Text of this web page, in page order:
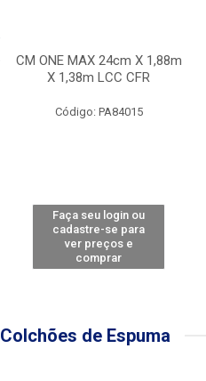
CM ONE MAX 24cm X 1,88m
X 1,38m LCC CFR
Código: PA84015
Faça seu login ou
cadastre-se para
ver preços e
comprar
Colchões de Espuma